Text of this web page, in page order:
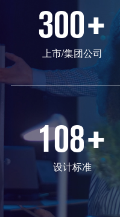
300+
上市/集团公司
108+
设计标准